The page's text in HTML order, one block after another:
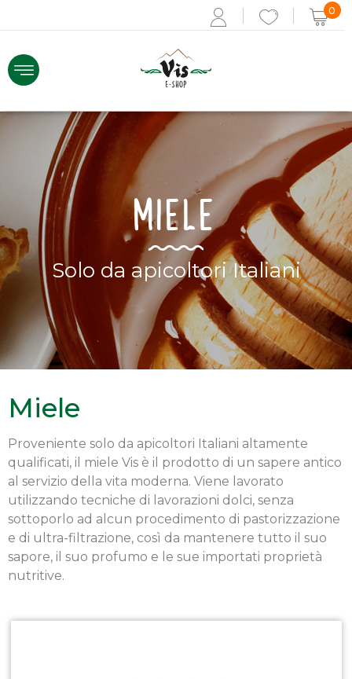
MIELE
Solo da apicoltori Italiani
Miele
Proveniente solo da apicoltori Italiani altamente
qualificati, il miele Vis è il prodotto di un sapere antico
al servizio della vita moderna. Viene lavorato
utilizzando tecniche di lavorazioni dolci, senza
sottoporlo ad alcun procedimento di pastorizzazione
e di ultra-filtrazione, così da mantenere tutto il suo
sapore, il suo profumo e le sue importati proprietà
nutritive.
Recupera i dati
Se non sei registrato,
REGISTRATI ORA
0